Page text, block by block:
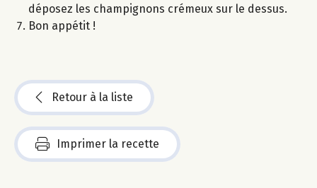
déposez les champignons crémeux sur le dessus.
Bon appétit !
Retour à la liste
Imprimer la recette